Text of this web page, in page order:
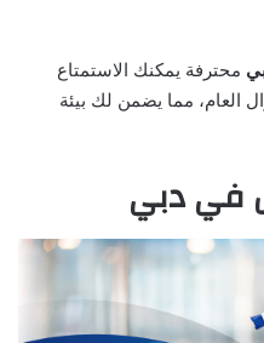
محترفة يمكنك الاستمتاع
العام، مما يضمن لك بيئة
في دبي